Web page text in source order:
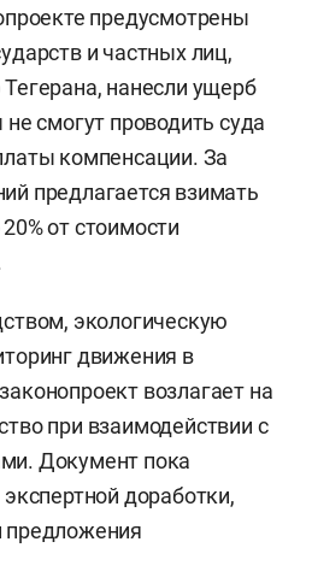
предусмотрены
и частных лиц,
нанесли ущерб
смогут проводить суда
компенсации. За
предлагается взимать
от стоимости
экологическую
движения в
возлагает на
при взаимодействии с
Документ пока
доработки,
предложения